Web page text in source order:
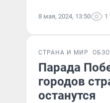
8 мая, 2024, 13:50 1
СТРАНА И МИР
Парада
городов
останутся